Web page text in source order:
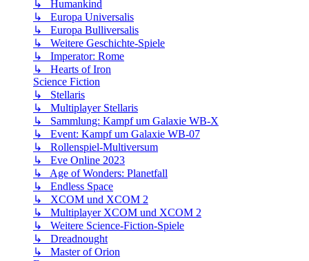
↳ Humankind
↳ Europa Universalis
↳ Europa Bulliversalis
↳ Weitere Geschichte-Spiele
↳ Imperator: Rome
↳ Hearts of Iron
Science Fiction
↳ Stellaris
↳ Multiplayer Stellaris
↳ Sammlung: Kampf um Galaxie WB-X
↳ Event: Kampf um Galaxie WB-07
↳ Rollenspiel-Multiversum
↳ Eve Online 2023
↳ Age of Wonders: Planetfall
↳ Endless Space
↳ XCOM und XCOM 2
↳ Multiplayer XCOM und XCOM 2
↳ Weitere Science-Fiction-Spiele
↳ Dreadnought
↳ Master of Orion